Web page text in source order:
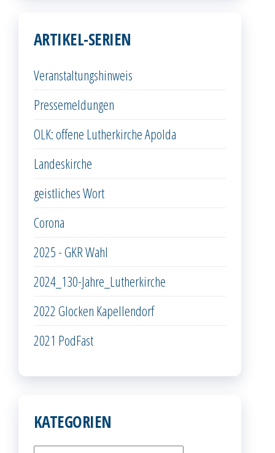
ARTIKEL-SERIEN
Veranstaltungshinweis
Pressemeldungen
OLK: offene Lutherkirche Apolda
Landeskirche
geistliches Wort
Corona
2025 - GKR Wahl
2024_130-Jahre_Lutherkirche
2022 Glocken Kapellendorf
2021 PodFast
KATEGORIEN